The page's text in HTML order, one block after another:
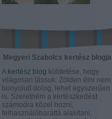
Megyeri Szabolcs kertész blogja
A kertész blog küldetése, hogy
világosan lássuk: Zölden élni nem
bonyolult dolog, lehet egyszerűen
is. Szeretném a kertészkedést
számodra közel hozni,
felhasználóbaráttá alakítani,